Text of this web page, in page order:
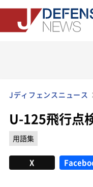
Jディフェンスニュース
U-125飛行点
用語集
X